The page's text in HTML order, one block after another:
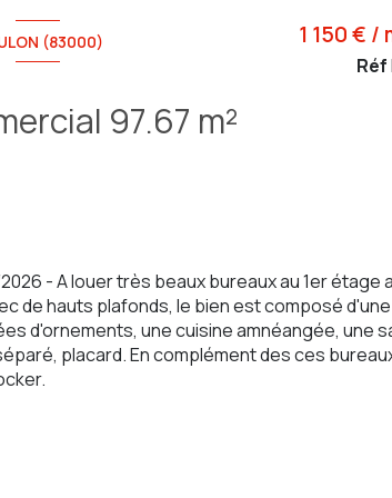
(83000)
Local commercial 97.67 m²
1 150 € /
Réf
2026 - A louer très beaux bureaux au 1er étage
de hauts plafonds, le bien est composé
d'ornements, une cuisine amnéangée, une
placard. En complément des ces